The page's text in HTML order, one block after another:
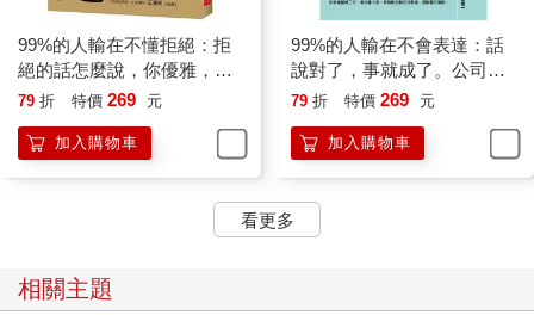
‧當你被拒絕時，不妨用一個全新的方案再次吸引對方，而不是直
接放棄。
‧即使被拒絕，也要繼續思考這個想法。當你把拒絕轉化為動力
時，事實自然會說話。
用的方案，再進一步陳述你的觀點。若你的水準提升了，對方想
‧有時拒絕很可能意味著，這是一個非常規、有創意的想法。
際關係中放大，自然會為下一次的合作埋下伏筆。
開會有竅門，不留意會吃虧
99%的人輸在不懂拒絕：拒
絕的話怎麼說，你優雅，他
溫暖；或用一個動作，對方
79 折 特價 269 元
加入購物車
99%的人輸在不會表達：話
說對了，事就成了。公司裡
該怎麼說話？麻煩就沒了。
79 折 特價 269 元
加入購物車
看更多
相關主題